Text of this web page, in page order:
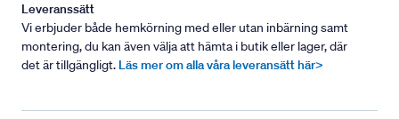
Leveranssätt
Vi erbjuder både hemkörning med eller utan inbärning samt
montering, du kan även välja att hämta i butik eller lager, där
det är tillgängligt. Läs mer om alla våra leveransätt här>